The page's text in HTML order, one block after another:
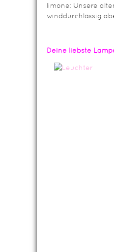
limone: Unsere
winddurchlässig
Deine liebste